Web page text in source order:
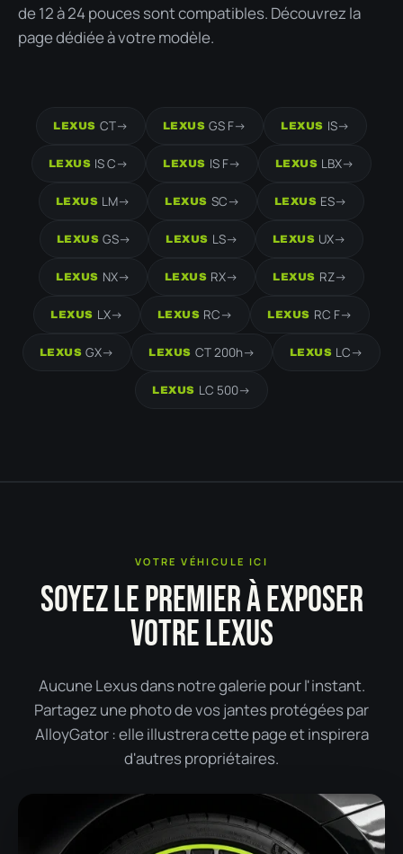
de 12 à 24 pouces sont compatibles. Découvrez la
page dédiée à votre modèle.
LEXUS CT-> LEXUS GS F-> LEXUS IS->
LEXUS IS C-> LEXUS IS F-> LEXUS LBX->
LEXUS LM-> LEXUS SC-> LEXUS ES->
LEXUS GS-> LEXUS LS-> LEXUS UX->
LEXUS NX-> LEXUS RX-> LEXUS RZ->
LEXUS LX-> LEXUS RC-> LEXUS RC F->
LEXUS GX-> LEXUS CT 200h-> LEXUS LC->
LEXUS LC 500->
VOTRE VÉHICULE ICI
SOYEZ LE PREMIER À EXPOSER
VOTRE LEXUS
Aucune Lexus dans notre galerie pour l'instant.
Partagez une photo de vos jantes protégées par
AlloyGator : elle illustrera cette page et inspirera
d'autres propriétaires.